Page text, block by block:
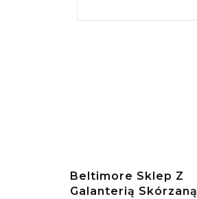
Beltimore Sklep Z
Galanterią Skórzaną